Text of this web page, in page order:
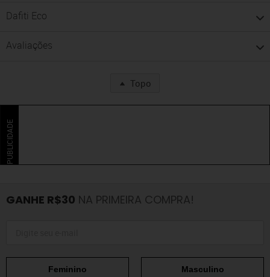
Dafiti Eco
Avaliações
Topo
PUBLICIDADE
GANHE R$30 NA PRIMEIRA COMPRA!
Feminino Masculino